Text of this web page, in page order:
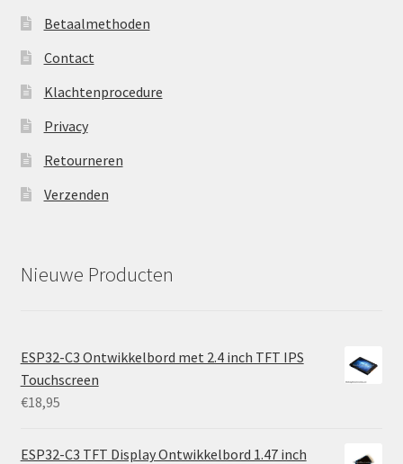
Betaalmethoden
Contact
Klachtenprocedure
Privacy
Retourneren
Verzenden
Nieuwe Producten
ESP32-C3 Ontwikkelbord met 2.4 inch TFT IPS
Touchscreen
€18,95
ESP32-C3 TFT Display Ontwikkelbord 1.47 inch